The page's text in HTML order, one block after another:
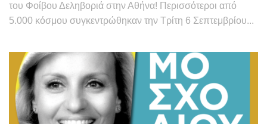
του Φοίβου Δεληβοριά στην Αθήνα! Περισσότεροι από
5.000 κόσμου συγκεντρώθηκαν την Τρίτη 6 Σεπτεμβρίου...